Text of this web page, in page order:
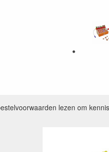
lezen om